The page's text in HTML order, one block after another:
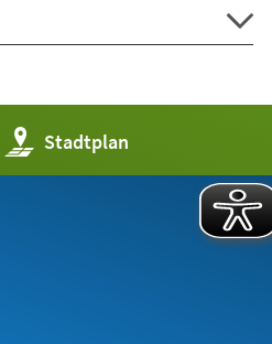
Stadtplan
(Öffnet
in
einem